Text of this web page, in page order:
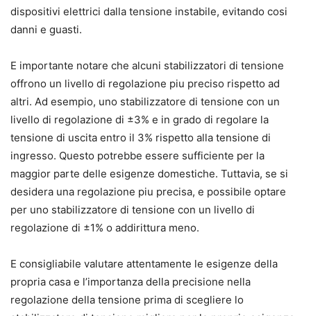
dispositivi elettrici dalla tensione instabile, evitando cosi
danni e guasti.
E importante notare che alcuni stabilizzatori di tensione
offrono un livello di regolazione piu preciso rispetto ad
altri. Ad esempio, uno stabilizzatore di tensione con un
livello di regolazione di ±3% e in grado di regolare la
tensione di uscita entro il 3% rispetto alla tensione di
ingresso. Questo potrebbe essere sufficiente per la
maggior parte delle esigenze domestiche. Tuttavia, se si
desidera una regolazione piu precisa, e possibile optare
per uno stabilizzatore di tensione con un livello di
regolazione di ±1% o addirittura meno.
E consigliabile valutare attentamente le esigenze della
propria casa e l’importanza della precisione nella
regolazione della tensione prima di scegliere lo